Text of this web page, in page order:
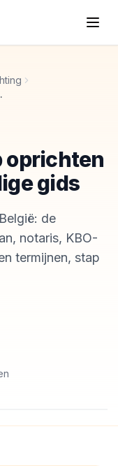
gids
oprichten
gids
de
notaris, KBO-
termijnen, stap